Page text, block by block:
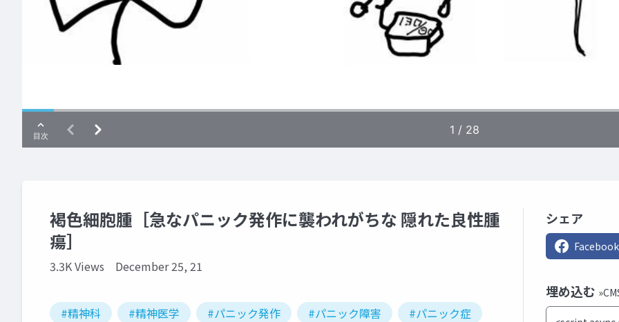
褐色細胞腫［急なパニック発作に襲われがちな 隠れた良性腫
瘍］
3.3K Views December 25, 21
#精神科 #精神医学 #パニック発作 #パニック障害
#パニック症
シェア
Facebook
埋め込む